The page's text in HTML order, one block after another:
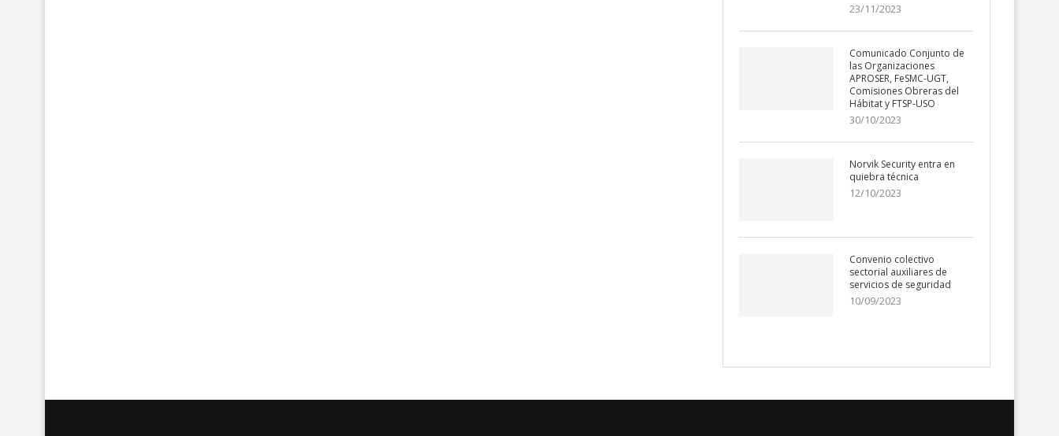
23/11/2023
Comunicado Conjunto de
las Organizaciones
APROSER, FeSMC-UGT,
Comisiones Obreras del
Hábitat y FTSP-USO
30/10/2023
Norvik Security entra en
quiebra técnica
12/10/2023
Convenio colectivo
sectorial auxiliares de
servicios de seguridad
10/09/2023